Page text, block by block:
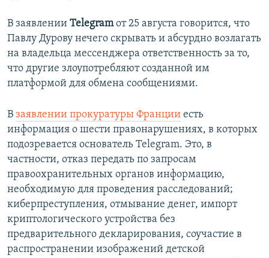
В заявлении Telegramот 25 августа говорится, что
Павлу Дурову нечего скрывать и абсурдно возлагать
на владельца мессенджера ответственность за то,
что другие злоупотребляют созданной им
платформой для обмена сообщениями.
В заявлении прокуратуры Франции есть
информация о шести правонарушениях, в которых
подозревается основатель Telegram. Это, в
частности, отказ передать по запросам
правоохранительных органов информацию,
необходимую для проведения расследований;
киберпреступления, отмывание денег, импорт
криптологического устройства без
предварительного декларирования, соучастие в
распространении изображений детской